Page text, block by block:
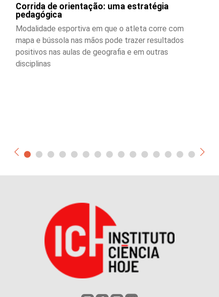
Corrida de orientação: uma estratégia
pedagógica
Modalidade esportiva em que o atleta corre com
mapa e bússola nas mãos pode trazer resultados
positivos nas aulas de geografia e em outras
disciplinas